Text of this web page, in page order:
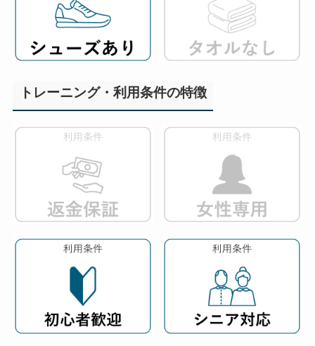
トレーニング・利用条件の特徴